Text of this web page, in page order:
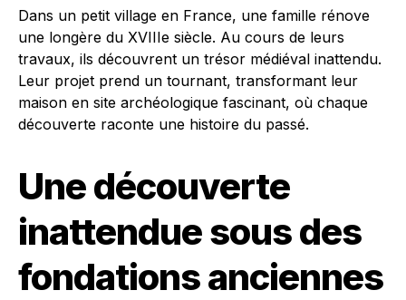
Dans un petit village en France, une famille rénove
une longère du XVIIIe siècle. Au cours de leurs
travaux, ils découvrent un trésor médiéval inattendu.
Leur projet prend un tournant, transformant leur
maison en site archéologique fascinant, où chaque
découverte raconte une histoire du passé.
Une découverte
inattendue sous des
fondations anciennes